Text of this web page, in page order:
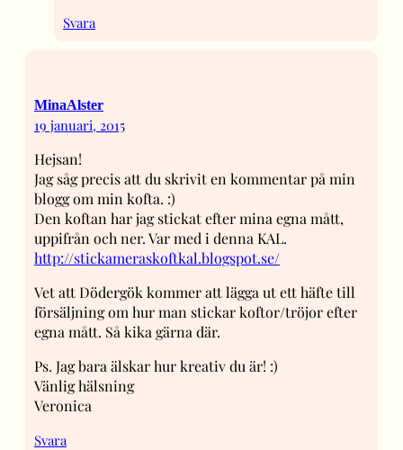
Svara
MinaAlster
19 januari, 2015
Hejsan!
Jag såg precis att du skrivit en kommentar på min
blogg om min kofta. :)
Den koftan har jag stickat efter mina egna mått,
uppifrån och ner. Var med i denna KAL.
http://stickameraskoftkal.blogspot.se/
Vet att Dödergök kommer att lägga ut ett häfte till
försäljning om hur man stickar koftor/tröjor efter
egna mått. Så kika gärna där.
Ps. Jag bara älskar hur kreativ du är! :)
Vänlig hälsning
Veronica
Svara